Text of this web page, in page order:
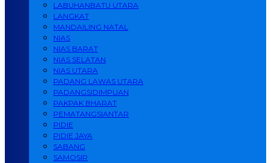
LABUHANBATU UTARA
LANGKAT
MANDAILING NATAL
NIAS
NIAS BARAT
NIAS SELATAN
NIAS UTARA
PADANG LAWAS UTARA
PADANGSIDIMPUAN
PAKPAK BHARAT
PEMATANGSIANTAR
PIDIE
PIDIE JAYA
SABANG
SAMOSIR